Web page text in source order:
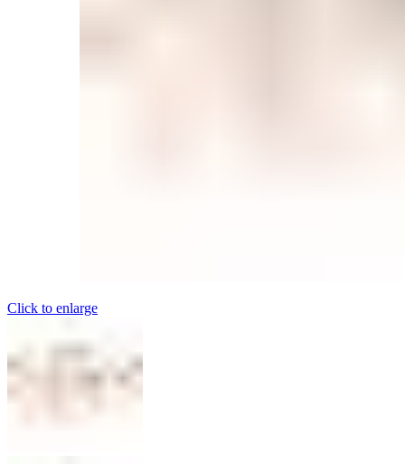
Click to enlarge